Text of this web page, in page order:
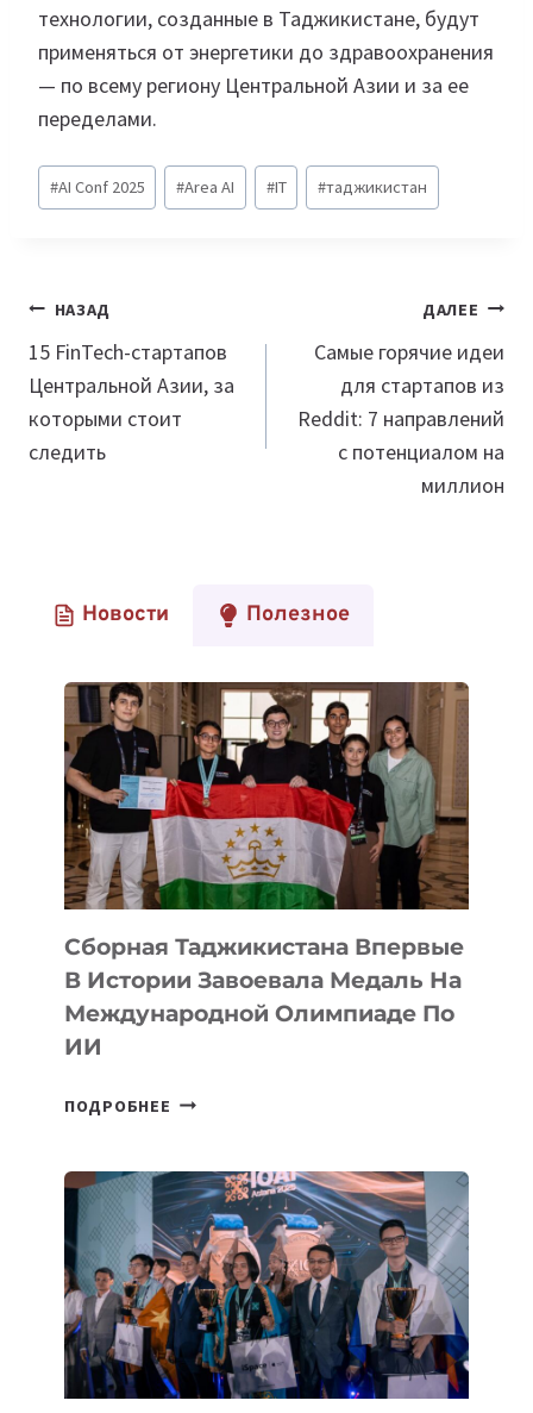
технологии, созданные в Таджикистане, будут
применяться от энергетики до здравоохранения
— по всему региону Центральной Азии и за ее
переделами.
Метки
записи:
#AI Conf 2025 #Area AI #IT #таджикистан
Навигация
по
записям
НАЗАД
15 FinTech-стартапов
Центральной Азии, за
которыми стоит
следить
ДАЛЕЕ
Самые горячие идеи
для стартапов из
Reddit: 7 направлений
с потенциалом на
миллион
Новости Полезное
Сборная Таджикистана Впервые
В Истории Завоевала Медаль На
Международной Олимпиаде По
ИИ
ПОДРОБНЕЕ СБОРНАЯ
В
ИСТОРИИ
ЗАВОЕВАЛА
МЕДАЛЬ
НА
МЕЖДУНАРОДНОЙ
ОЛИМПИАДЕ
ПО